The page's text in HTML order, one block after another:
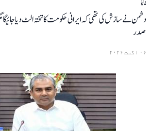
دنیا
دشمن نے سازش کی تھی کہ ایرانی حکومت کا تختہ الٹ دیا
صدر
۰۶ اگست ۲۰۲۶